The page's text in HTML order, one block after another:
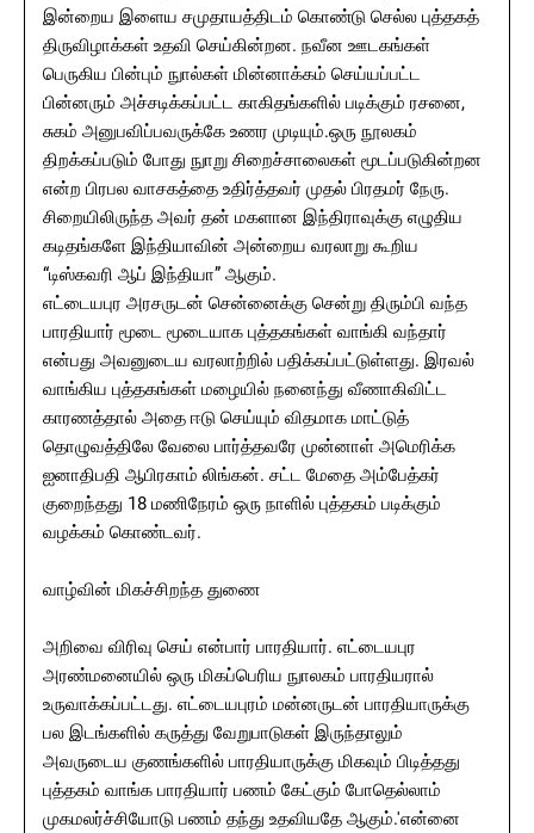
இன்றைய இளைய சமுதாயத்திடம் கொண்டு செல்ல புத்தகத்
திருவிழாக்கள் உதவி செய்கின்றன. நவீன ஊடகங்கள்
பெருகிய பின்பும் நுால்கள் மின்னாக்கம் செய்யப்பட்ட
பின்னரும் அச்சடிக்கப்பட்ட காகிதங்களில் படிக்கும் ரசனை,
சுகம் அனுபவிப்பவருக்கே உணர முடியும்.ஒரு நூலகம்
திறக்கப்படும் போது நுாறு சிறைச்சாலைகள் மூடப்படுகின்றன
என்ற பிரபல வாசகத்தை உதிர்த்தவர் முதல் பிரதமர் நேரு.
சிறையிலிருந்த அவர் தன் மகளான இந்திராவுக்கு எழுதிய
கடிதங்களே இந்தியாவின் அன்றைய வரலாறு கூறிய
“டிஸ்கவரி ஆப் இந்தியா” ஆகும்.
எட்டையபுர அரசருடன் சென்னைக்கு சென்று திரும்பி வந்த
பாரதியார் மூடை மூடையாக புத்தகங்கள் வாங்கி வந்தார்
என்பது அவனுடைய வரலாற்றில் பதிக்கப்பட்டுள்ளது. இரவல்
வாங்கிய புத்தகங்கள் மழையில் நனைந்து வீணாகிவிட்ட
காரணத்தால் அதை ஈடு செய்யும் விதமாக மாட்டுத்
தொழுவத்திலே வேலை பார்த்தவரே முன்னாள் அமெரிக்க
ஐனாதிபதி ஆபிரகாம் லிங்கன். சட்ட மேதை அம்பேத்கர்
குறைந்தது 18 மணிநேரம் ஒரு நாளில் புத்தகம் படிக்கும்
வழக்கம் கொண்டவர்.
வாழ்வின் மிகச்சிறந்த துணை
அறிவை விரிவு செய் என்பார் பாரதியார். எட்டையபுர
அரண்மனையில் ஒரு மிகப்பெரிய நுாலகம் பாரதியரால்
உருவாக்கப்பட்டது. எட்டையபுரம் மன்னருடன் பாரதியாருக்கு
பல இடங்களில் கருத்து வேறுபாடுகள் இருந்தாலும்
அவருடைய குணங்களில் பாரதியாருக்கு மிகவும் பிடித்தது
புத்தகம் வாங்க பாரதியார் பணம் கேட்கும் போதெல்லாம்
முகமலர்ச்சியோடு பணம் தந்து உதவியதே ஆகும்.'என்னை